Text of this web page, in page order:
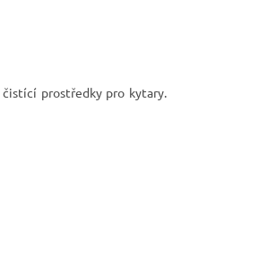
prostředky pro kytary.